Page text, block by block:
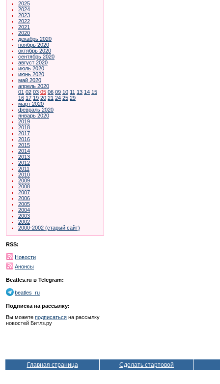
2025
2024
2023
2022
2021
2020
декабрь 2020
ноябрь 2020
октябрь 2020
сентябрь 2020
август 2020
июль 2020
июнь 2020
май 2020
апрель 2020
01 02 03 05 06 09 10 11 13 14 15
16 17 19 20 21 24 25 29
март 2020
февраль 2020
январь 2020
2019
2018
2017
2016
2015
2014
2013
2012
2011
2010
2009
2008
2007
2006
2005
2004
2003
2002
2000-2002 (старый сайт)
RSS:
Новости
Анонсы
Beatles.ru в Telegram:
beatles_ru
Подписка на рассылку:
Вы можете подписаться на рассылку
новостей Битлз.ру
Главная страница Сделать стартовой